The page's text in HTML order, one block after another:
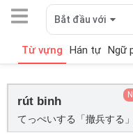
Bắt đầu với
Từ vựng Hán tự Ngữ
rút binh
てっぺいする「撤兵する